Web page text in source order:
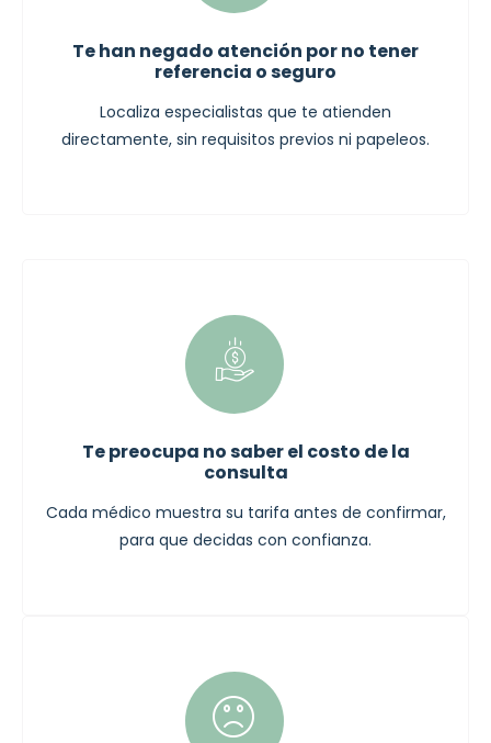
Te han negado atención por no tener
referencia o seguro
Localiza especialistas que te atienden
directamente, sin requisitos previos ni papeleos.
Te preocupa no saber el costo de la
consulta
Cada médico muestra su tarifa antes de confirmar,
para que decidas con confianza.